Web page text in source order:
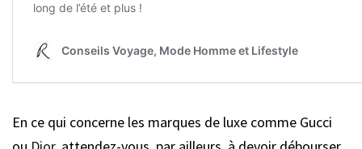
En ce qui concerne les marques de luxe comme Gucci